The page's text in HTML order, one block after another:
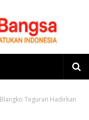
Teguran Hadirkan